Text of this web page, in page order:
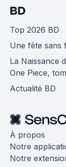
BD
Top 2026 BD
Une fête sans
La Naissance
One Piece,
Actualité BD
À propos
Notre
Notre